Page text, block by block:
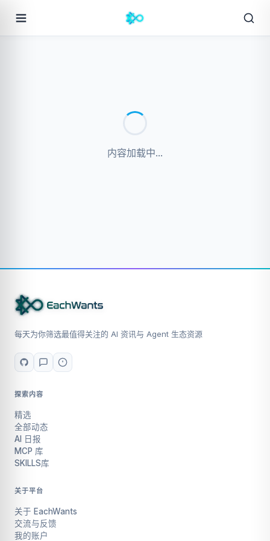
内容加载中...
每天为你筛选最值得关注的 AI 资讯与 Agent 生态资源
探索内容
精选
全部动态
AI 日报
MCP 库
SKILLS库
关于平台
关于 EachWants
交流与反馈
我的账户